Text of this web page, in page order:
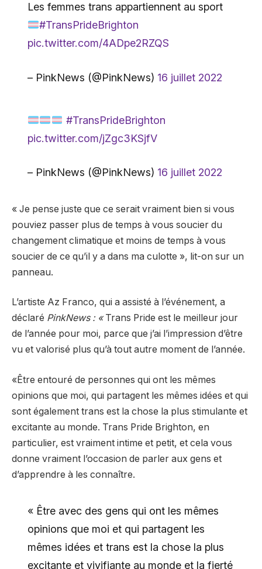
Les femmes trans appartiennent au sport
#TransPrideBrighton
pic.twitter.com/4ADpe2RZQS
– PinkNews (@PinkNews) 16 juillet 2022
#TransPrideBrighton
pic.twitter.com/jZgc3KSjfV
– PinkNews (@PinkNews) 16 juillet 2022
« Je pense juste que ce serait vraiment bien si vous
pouviez passer plus de temps à vous soucier du
changement climatique et moins de temps à vous
soucier de ce qu’il y a dans ma culotte », lit-on sur un
panneau.
L’artiste Az Franco, qui a assisté à l’événement, a
déclaré PinkNews : «Trans Pride est le meilleur jour
de l’année pour moi, parce que j’ai l’impression d’être
vu et valorisé plus qu’à tout autre moment de l’année.
«Être entouré de personnes qui ont les mêmes
opinions que moi, qui partagent les mêmes idées et qui
sont également trans est la chose la plus stimulante et
excitante au monde. Trans Pride Brighton, en
particulier, est vraiment intime et petit, et cela vous
donne vraiment l’occasion de parler aux gens et
d’apprendre à les connaître.
« Être avec des gens qui ont les mêmes
opinions que moi et qui partagent les
mêmes idées et trans est la chose la plus
excitante et vivifiante au monde et la fierté